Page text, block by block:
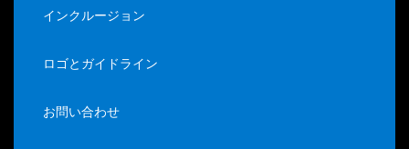
インクルージョン
ロゴとガイドライン
お問い合わせ